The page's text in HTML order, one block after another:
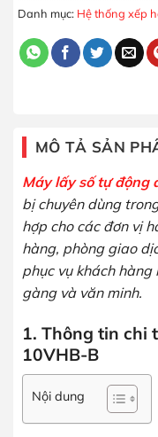
Danh mục: Hệ thống xếp
MÔ TẢ SẢN
Máy lấy số tự động
bị chuyên dùng
hợp cho các đơn vị
hàng, phòng giao
phục vụ khách
gàng và văn minh.
1. Thông tin chi
10VHB-B
Nội dung